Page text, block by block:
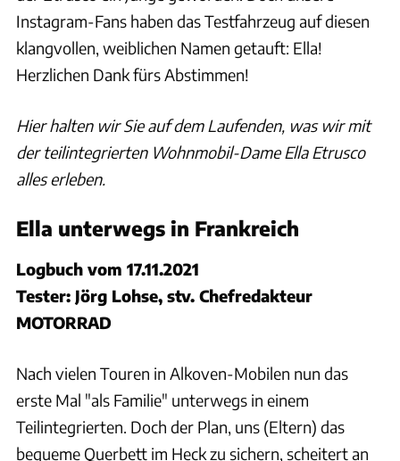
Instagram-Fans haben das Testfahrzeug auf diesen
klangvollen, weiblichen Namen getauft: Ella!
Herzlichen Dank fürs Abstimmen!
Hier halten wir Sie auf dem Laufenden, was wir mit
der teilintegrierten Wohnmobil-Dame Ella Etrusco
alles erleben.
Ella unterwegs in Frankreich
Logbuch vom 17.11.2021
Tester: Jörg Lohse, stv. Chefredakteur
MOTORRAD
Nach vielen Touren in Alkoven-Mobilen nun das
erste Mal "als Familie" unterwegs in einem
Teilintegrierten. Doch der Plan, uns (Eltern) das
bequeme Querbett im Heck zu sichern, scheitert an